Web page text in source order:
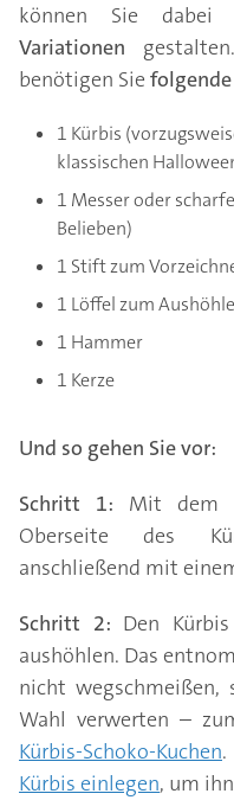
können Sie
Variationen
benötigen Sie
1 Kürbis
klassischen
1 Messer oder
Belieben)
1 Stift zum
1 Löffel zum
1 Hammer
1 Kerze
Und so gehen Sie vor:
Schritt 1: Mit dem
Oberseite des
anschließend mit
Schritt 2: Den
aushöhlen. Das
nicht wegschmeißen,
Wahl verwerten –
Kürbis-Schoko-Kuchen
Kürbis einlegen, um